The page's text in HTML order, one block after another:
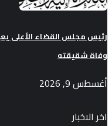
رئيس مجلس القضاء الأعلى
وفاة شقيقته
أغسطس 9, 2026
اخر الاخبار